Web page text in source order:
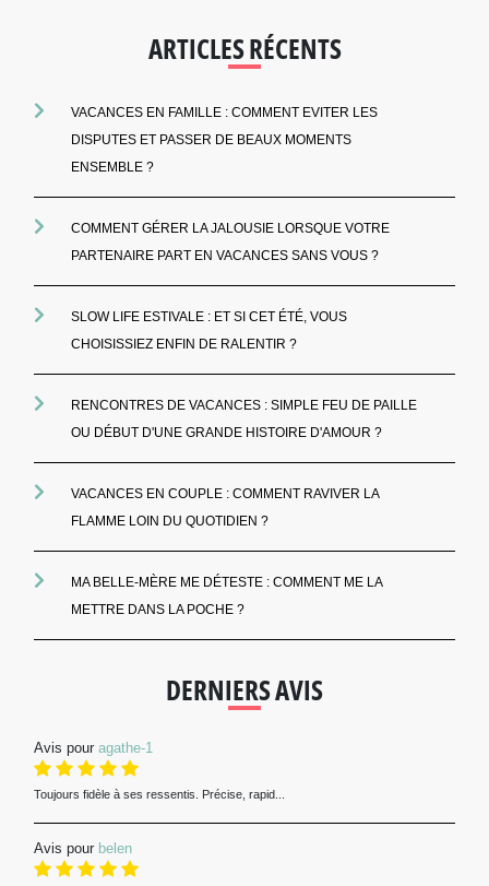
ARTICLES RÉCENTS
VACANCES EN FAMILLE : COMMENT EVITER LES
DISPUTES ET PASSER DE BEAUX MOMENTS
ENSEMBLE ?
COMMENT GÉRER LA JALOUSIE LORSQUE VOTRE
PARTENAIRE PART EN VACANCES SANS VOUS ?
SLOW LIFE ESTIVALE : ET SI CET ÉTÉ, VOUS
CHOISISSIEZ ENFIN DE RALENTIR ?
RENCONTRES DE VACANCES : SIMPLE FEU DE PAILLE
OU DÉBUT D'UNE GRANDE HISTOIRE D'AMOUR ?
VACANCES EN COUPLE : COMMENT RAVIVER LA
FLAMME LOIN DU QUOTIDIEN ?
MA BELLE-MÈRE ME DÉTESTE : COMMENT ME LA
METTRE DANS LA POCHE ?
DERNIERS AVIS
Avis pour agathe-1
Toujours fidèle à ses ressentis. Précise, rapid...
Avis pour belen